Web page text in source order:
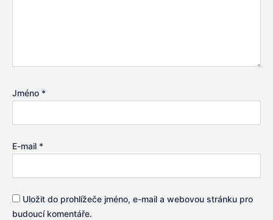
Jméno *
E-mail *
Uložit do prohlížeče jméno, e-mail a webovou stránku pro
budoucí komentáře.